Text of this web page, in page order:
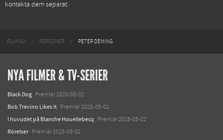
kontakta dem separat.
FILM.NU PERSONER PETER DEMING
NYA FILMER & TV-SERIER
Black Dog Premiär 2025-05-02
Bob Trevino Likes It Premiär 2025-05-02
I huvudet på Blanche Houellebecq Premiär 2025-05-02
Rörelser Premiär 2025-05-02